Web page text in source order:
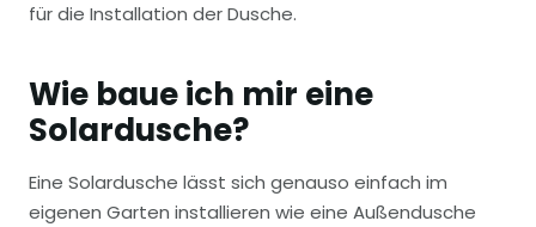
für die Installation der Dusche.
Wie baue ich mir eine
Solardusche?
Eine Solardusche lässt sich genauso einfach im
eigenen Garten installieren wie eine Außendusche